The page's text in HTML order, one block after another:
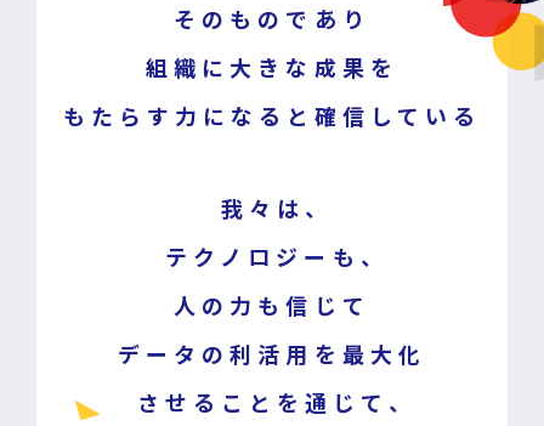
そのものであり
組織に大きな成果を
もたらす力になると確信している
我々は、
テクノロジーも、
人の力も信じて
データの利活用を最大化
させることを通じて、